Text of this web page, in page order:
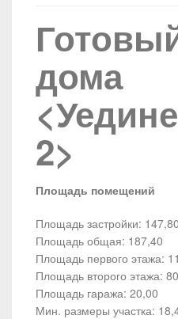
дома
2>
Площадь помещений
Площадь застройки: 147,80
Площадь общая: 187,40
Площадь первого этажа:
Площадь второго этажа:
Площадь гаража: 20,00
Мин. размеры участка: